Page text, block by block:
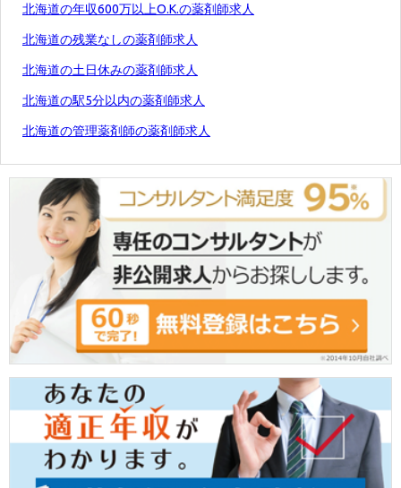
北海道の年収600万以上O.K.の薬剤師求人
北海道の残業なしの薬剤師求人
北海道の土日休みの薬剤師求人
北海道の駅5分以内の薬剤師求人
北海道の管理薬剤師の薬剤師求人